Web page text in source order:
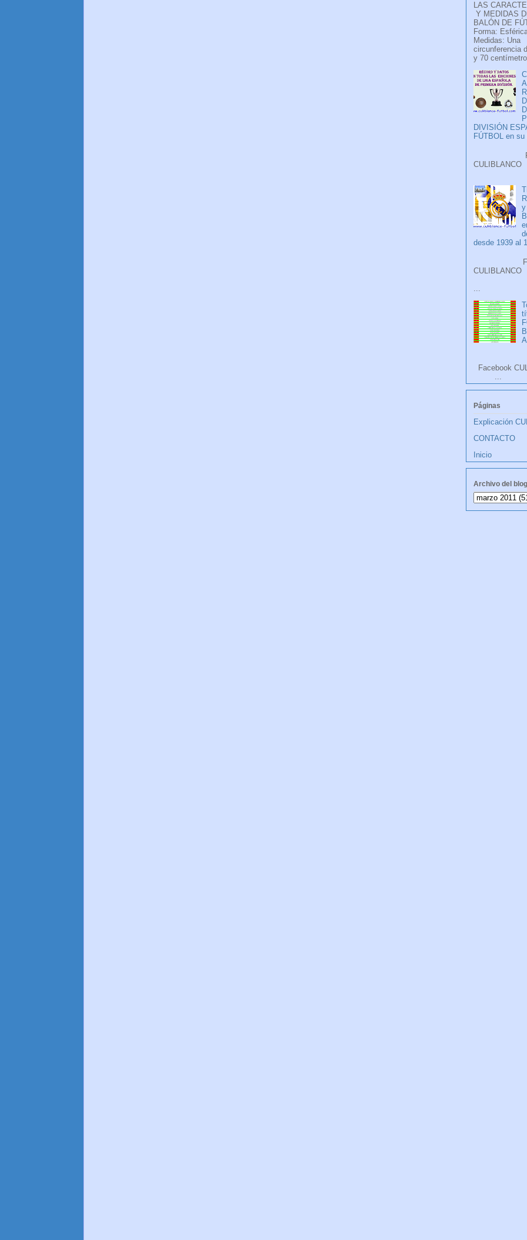
LAS
Y MEDIDAS
BALÓN DE
Forma:
Medidas: Una
circunferencia
y 70
DIVISIÓN
FÚTBOL en su
y
desde 1939 al
Facebook
...
Páginas
Explicación
CONTACTO
Inicio
Archivo del blog